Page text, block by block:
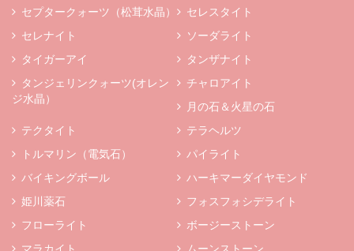
セプタークォーツ（松茸水晶）
セレスタイト
セレナイト
ソーダライト
タイガーアイ
タンザナイト
タンジェリンクォーツ(オレン
ジ水晶）
チャロアイト
月の石＆火星の石
テクタイト
テラヘルツ
トルマリン（電気石）
パイライト
バイキングボール
ハーキマーダイヤモンド
姫川薬石
フォスフォシデライト
フローライト
ボージーストーン
マラカイト
ムーンストーン